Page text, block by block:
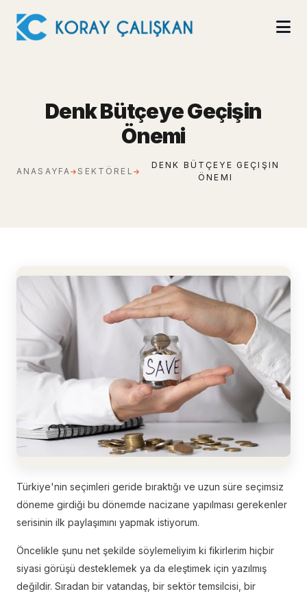
Denk Bütçeye Geçişin
Önemi
ANASAYFA SEKTÖREL
DENK BÜTÇEYE GEÇIŞIN
ÖNEMI
Türkiye'nin seçimleri geride bıraktığı ve uzun süre seçimsiz
döneme girdiği bu dönemde nacizane yapılması gerekenler
serisinin ilk paylaşımını yapmak istiyorum.
Öncelikle şunu net şekilde söylemeliyim ki fikirlerim hiçbir
siyasi görüşü desteklemek ya da eleştimek için yazılmış
değildir. Sıradan bir vatandaş, bir sektör temsilcisi, bir